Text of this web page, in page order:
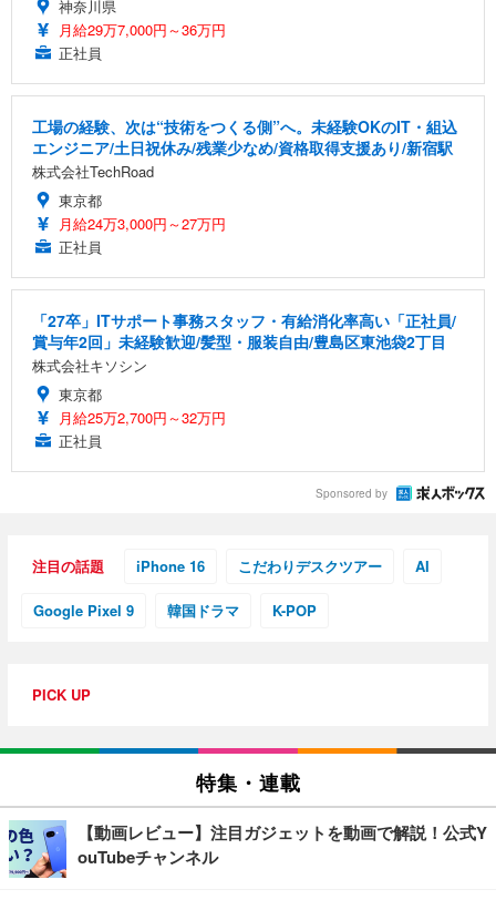
神奈川県
月給29万7,000円～36万円
正社員
工場の経験、次は“技術をつくる側”へ。未経験OKのIT・組込
エンジニア/土日祝休み/残業少なめ/資格取得支援あり/新宿駅
株式会社TechRoad
東京都
月給24万3,000円～27万円
正社員
「27卒」ITサポート事務スタッフ・有給消化率高い「正社員/
賞与年2回」未経験歓迎/髪型・服装自由/豊島区東池袋2丁目
株式会社キソシン
東京都
月給25万2,700円～32万円
正社員
Sponsored by
注目の話題 iPhone 16 こだわりデスクツアー AI
Google Pixel 9 韓国ドラマ K-POP
PICK UP
特集・連載
【動画レビュー】注目ガジェットを動画で解説！公式Y
ouTubeチャンネル